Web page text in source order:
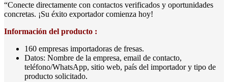
“Conecte directamente con contactos verificados y oportunidades
concretas. ¡Su éxito exportador comienza hoy!
Información del producto :
160 empresas importadoras de fresas.
Datos: Nombre de la empresa, email de contacto,
teléfono/WhatsApp, sitio web, país del importador y tipo de
producto solicitado.